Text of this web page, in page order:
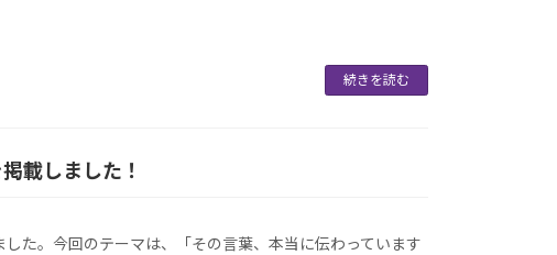
続きを読む
載しました！
た。今回のテーマは、「その言葉、本当に伝わっています